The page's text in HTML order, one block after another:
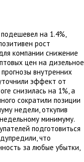
подешевел на 1.4%,
рост
компании снижение
цен на дизельное
внутренних
эффект от
снизилась на 1%, а
сократили позиции
недели, откупив
минимуму.
подготовиться
что
за любые убытки,